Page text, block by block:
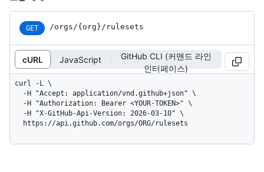
GET /orgs/{org}/rulesets
cURL JavaScript
GitHub CLI (커맨드 라인
인터페이스)
curl -L \
  https://api.github.com/orgs/ORG/rulesets